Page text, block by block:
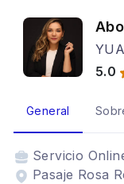
5.0
General
Servicio
Pasaje Rosa